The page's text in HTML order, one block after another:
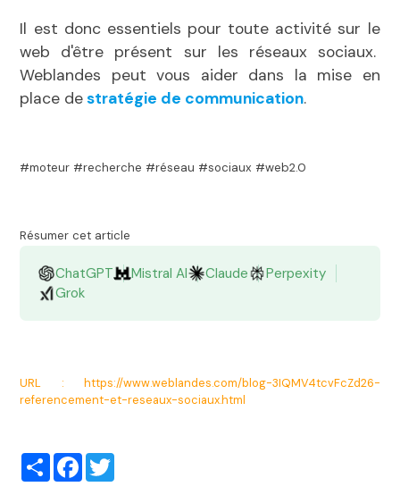
Il est donc essentiels pour toute activité sur le
web d'être présent sur les réseaux sociaux.
Weblandes peut vous aider dans la mise en
place destratégie de communication.
#moteur #recherche #réseau #sociaux #web2.0
Résumer cet article
ChatGPT Mistral AI Claude
Perpexity
Grok
URL : https://www.weblandes.com/blog-3IQMV4tcvFcZd26-
referencement-et-reseaux-sociaux.html
PartagerFacebook